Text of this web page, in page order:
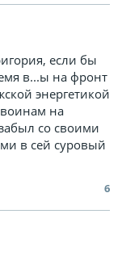
если бы
в...ы на фронт
энергетикой
на
со своими
в сей суровый
6